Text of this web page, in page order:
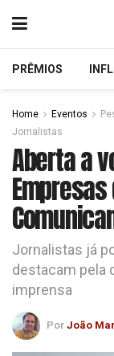
PRÊMIOS
Home Eventos
Jornalistas
Aberta a
Jornalistas já
destacam pela
imprensa
Por João